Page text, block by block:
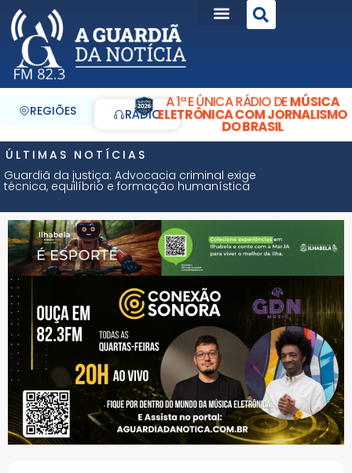
REGIÕES RÁDIO
A 1ª E ÚNICA RÁDIO DEMÚSICA
ELETRÔNICA COM JORNALISMO
DO BRASIL
ÚLTIMAS NOTÍCIAS
Guardiã da justiça: Advocacia criminal exige
técnica, equilíbrio e formação humanística